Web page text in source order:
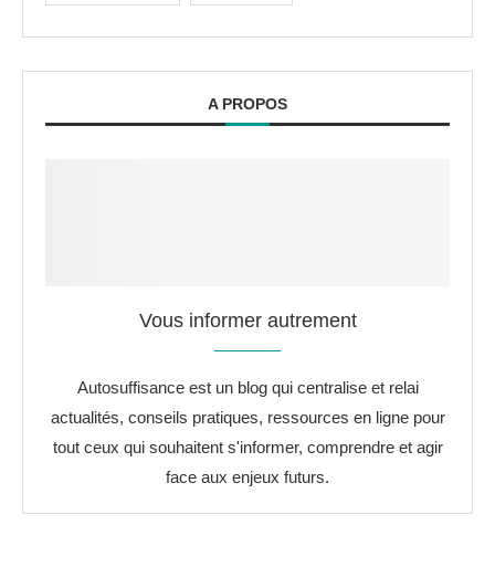
A PROPOS
Vous informer autrement
Autosuffisance est un blog qui centralise et relai
actualités, conseils pratiques, ressources en ligne pour
tout ceux qui souhaitent s'informer, comprendre et agir
face aux enjeux futurs.